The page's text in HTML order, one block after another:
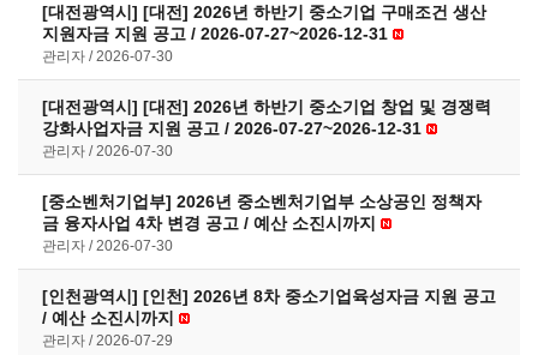
[대전광역시] [대전] 2026년 하반기 중소기업 구매조건 생산
지원자금 지원 공고 / 2026-07-27~2026-12-31
관리자 2026-07-30
[대전광역시] [대전] 2026년 하반기 중소기업 창업 및 경쟁력
강화사업자금 지원 공고 / 2026-07-27~2026-12-31
관리자 2026-07-30
[중소벤처기업부] 2026년 중소벤처기업부 소상공인 정책자
금 융자사업 4차 변경 공고 / 예산 소진시까지
관리자 2026-07-30
[인천광역시] [인천] 2026년 8차 중소기업육성자금 지원 공고
/ 예산 소진시까지
관리자 2026-07-29